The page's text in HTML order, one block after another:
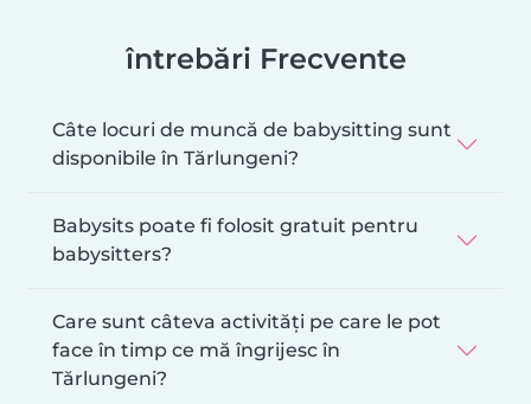
întrebări Frecvente
Câte locuri de muncă de babysitting sunt
disponibile în Tărlungeni?
Babysits poate fi folosit gratuit pentru
babysitters?
Care sunt câteva activități pe care le pot
face în timp ce mă îngrijesc în
Tărlungeni?